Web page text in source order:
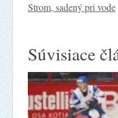
Strom, sadený pri vode
Súvisiace